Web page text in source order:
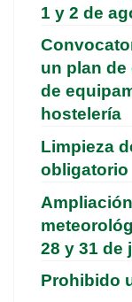
1 y 2 de
un plan
de
hostelería
Limpieza
obligatorio
28 y 31 de
Prohibido